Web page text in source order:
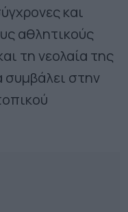
και
αθλητικούς
τη νεολαία της
συμβάλει στην